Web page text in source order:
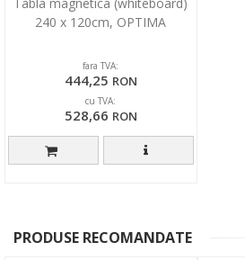
240 x 120cm, OPTIMA
fara TVA:
444,25 RON
cu TVA:
528,66 RON
PRODUSE RECOMANDATE